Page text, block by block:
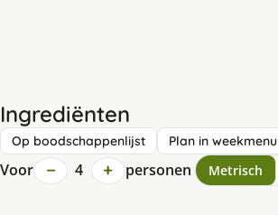
Ingrediënten
Op boodschappenlijst Plan in weekmenu
Voor − 4 + personen Metrisch